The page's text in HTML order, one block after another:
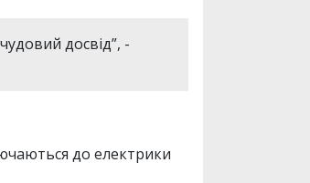
досвід”, -
до електрики